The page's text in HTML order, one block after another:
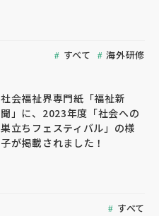
すべて 海外研修
社会福祉界専門紙「福祉新
聞」に、2023年度「社会への
巣立ちフェスティバル」の様
子が掲載されました！
すべて